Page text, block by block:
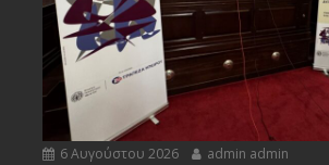
6 Αυγούστου 2026 admin admin